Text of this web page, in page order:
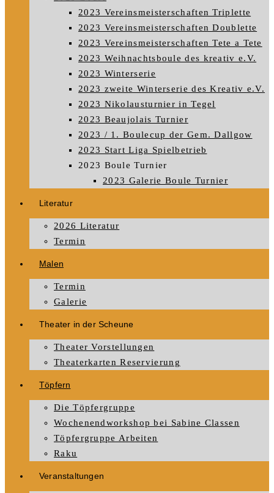
2023 Vereinsmeisterschaften Triplette
2023 Vereinsmeisterschaften Doublette
2023 Vereinsmeisterschaften Tete a Tete
2023 Weihnachtsboule des kreativ e.V.
2023 Winterserie
2023 zweite Winterserie des Kreativ e.V.
2023 Nikolausturnier in Tegel
2023 Beaujolais Turnier
2023 / 1. Boulecup der Gem. Dallgow
2023 Start Liga Spielbetrieb
2023 Boule Turnier
2023 Galerie Boule Turnier
Literatur
2026 Literatur
Termin
Malen
Termin
Galerie
Theater in der Scheune
Theater Vorstellungen
Theaterkarten Reservierung
Töpfern
Die Töpfergruppe
Wochenendworkshop bei Sabine Classen
Töpfergruppe Arbeiten
Raku
Veranstaltungen